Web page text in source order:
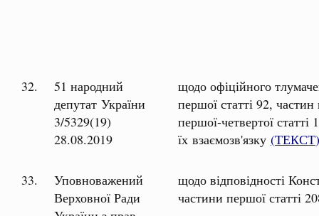
32.
51 народний
депутат України
3/5329(19)
28.08.2019
щодо офіційного
першої статті 92, частин
першої-четвертої статті
їх взаємозв'язку (ТЕКСТ)
33.
Уповноважений
Верховної Ради
щодо відповідності
частини першої статті